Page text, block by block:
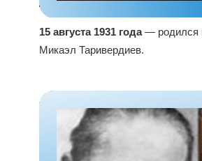
15 августа 1931 года— родился
Микаэл Таривердиев.